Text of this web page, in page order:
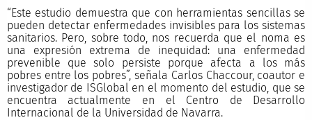
“Este estudio demuestra que con herramientas sencillas se
pueden detectar enfermedades invisibles para los sistemas
sanitarios. Pero, sobre todo, nos recuerda que el noma es
una expresión extrema de inequidad: una enfermedad
prevenible que solo persiste porque afecta a los más
pobres entre los pobres”, señala Carlos Chaccour, coautor e
investigador de ISGlobal en el momento del estudio, que se
encuentra actualmente en el Centro de Desarrollo
Internacional de la Universidad de Navarra.